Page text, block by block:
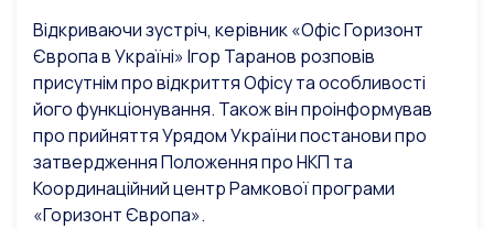
Відкриваючи зустріч, керівник «Офіс Горизонт
Європа в Україні» Ігор Таранов розповів
присутнім про відкриття Офісу та особливості
його функціонування. Також він проінформував
про прийняття Урядом України постанови про
затвердження Положення про НКП та
Координаційний центр Рамкової програми
«Горизонт Європа».